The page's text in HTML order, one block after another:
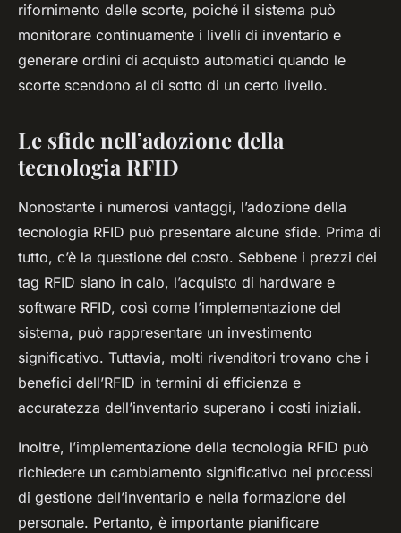
rifornimento delle scorte, poiché il sistema può
monitorare continuamente i livelli di inventario e
generare ordini di acquisto automatici quando le
scorte scendono al di sotto di un certo livello.
Le sfide nell’adozione della
tecnologia RFID
Nonostante i numerosi vantaggi, l’adozione della
tecnologia RFID può presentare alcune sfide. Prima di
tutto, c’è la questione del costo. Sebbene i prezzi dei
tag RFID siano in calo, l’acquisto di hardware e
software RFID, così come l’implementazione del
sistema, può rappresentare un investimento
significativo. Tuttavia, molti rivenditori trovano che i
benefici dell’RFID in termini di efficienza e
accuratezza dell’inventario superano i costi iniziali.
Inoltre, l’implementazione della tecnologia RFID può
richiedere un cambiamento significativo nei processi
di gestione dell’inventario e nella formazione del
personale. Pertanto, è importante pianificare